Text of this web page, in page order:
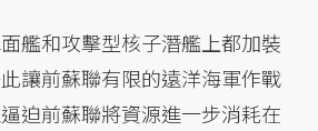
艦和攻擊型核子潛艦上都加裝
讓前蘇聯有限的遠洋海軍作戰
迫前蘇聯將資源進一步消耗在